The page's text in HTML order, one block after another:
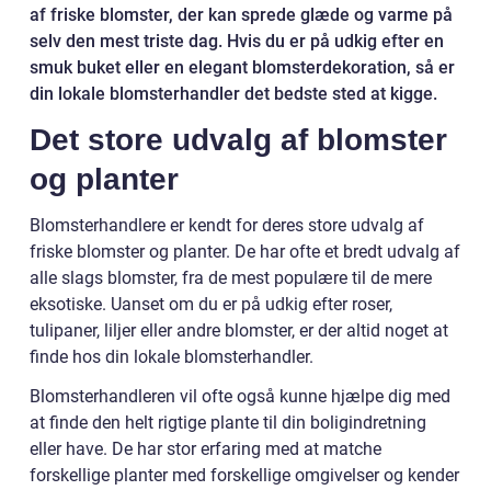
af friske blomster, der kan sprede glæde og varme på
selv den mest triste dag. Hvis du er på udkig efter en
smuk buket eller en elegant blomsterdekoration, så er
din lokale blomsterhandler det bedste sted at kigge.
Det store udvalg af blomster
og planter
Blomsterhandlere er kendt for deres store udvalg af
friske blomster og planter. De har ofte et bredt udvalg af
alle slags blomster, fra de mest populære til de mere
eksotiske. Uanset om du er på udkig efter roser,
tulipaner, liljer eller andre blomster, er der altid noget at
finde hos din lokale blomsterhandler.
Blomsterhandleren vil ofte også kunne hjælpe dig med
at finde den helt rigtige plante til din boligindretning
eller have. De har stor erfaring med at matche
forskellige planter med forskellige omgivelser og kender